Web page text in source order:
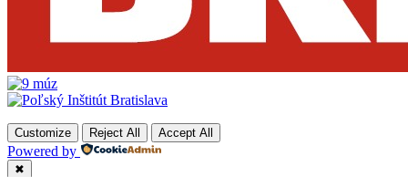
Customize Reject All Accept All
Powered by
✖